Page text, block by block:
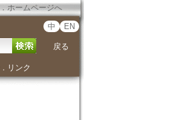
． ホームページへ
中 EN
戻る
． リンク